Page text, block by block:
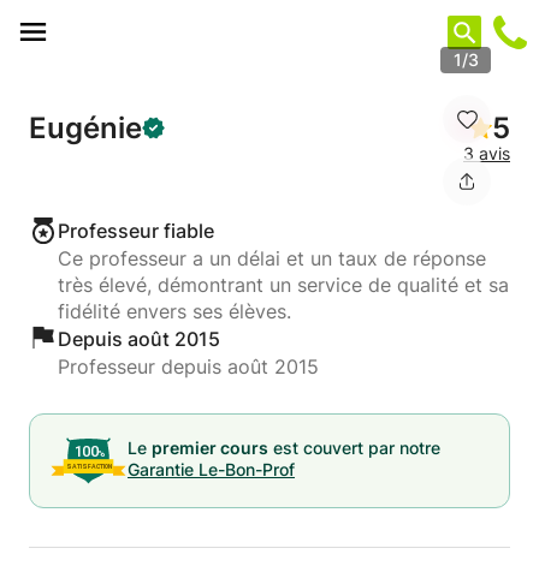
1/3
Eugénie 5
3 avis
Professeur fiable
Ce professeur a un délai et un taux de réponse
très élevé, démontrant un service de qualité et sa
fidélité envers ses élèves.
Depuis août 2015
Professeur depuis août 2015
Le premier cours est couvert par notre
Garantie Le-Bon-Prof